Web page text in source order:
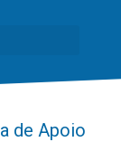
de Apoio